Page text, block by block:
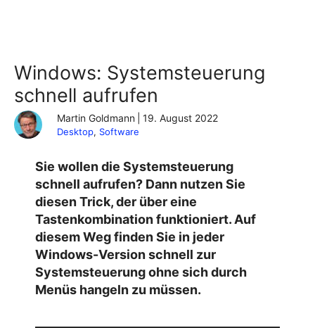
Windows: Systemsteuerung
schnell aufrufen
Martin Goldmann 19. August 2022
Desktop, Software
Sie wollen die Systemsteuerung
schnell aufrufen? Dann nutzen Sie
diesen Trick, der über eine
Tastenkombination funktioniert. Auf
diesem Weg finden Sie in jeder
Windows-Version schnell zur
Systemsteuerung ohne sich durch
Menüs hangeln zu müssen.